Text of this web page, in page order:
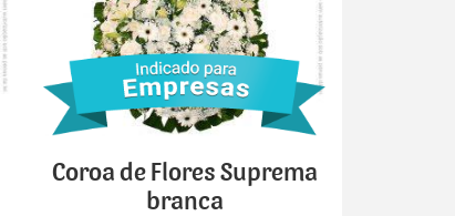
Coroa de Flores Suprema
branca